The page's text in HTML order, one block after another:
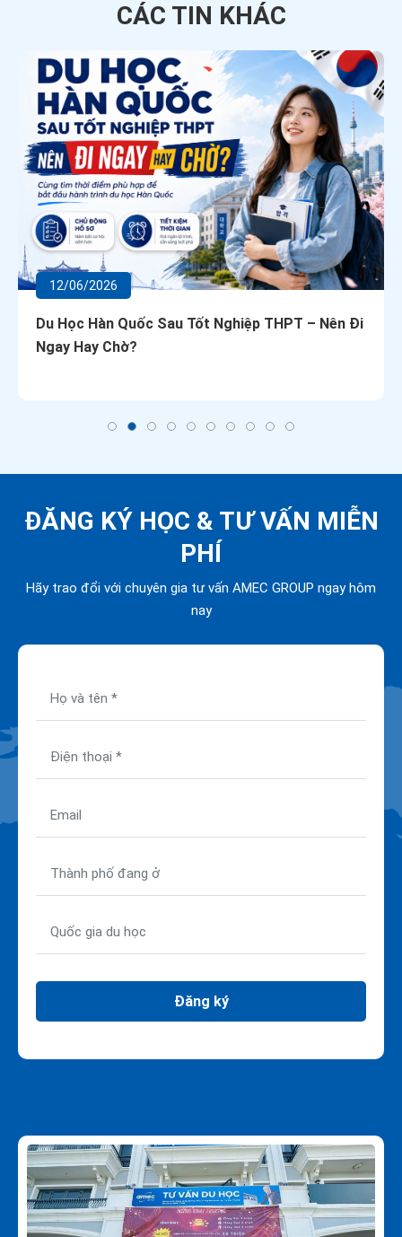
CÁC TIN KHÁC
12/06/2026
Du Học Hàn Quốc Sau Tốt Nghiệp THPT – Nên Đi
Ngay Hay Chờ?
ĐĂNG KÝ HỌC & TƯ VẤN MIỄN
PHÍ
Hãy trao đổi với chuyên gia tư vấn AMEC GROUP ngay hôm
nay
Đăng ký